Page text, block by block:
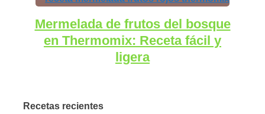
Mermelada de frutos del bosque
en Thermomix: Receta fácil y
ligera
Recetas recientes